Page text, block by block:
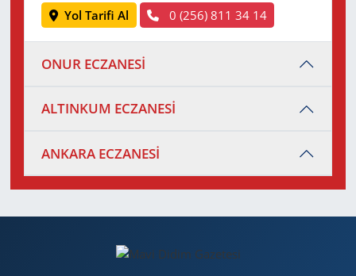
Yol Tarifi Al 0 (256) 811 34 14
ONUR ECZANESİ
ALTINKUM ECZANESİ
ANKARA ECZANESİ